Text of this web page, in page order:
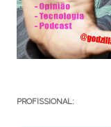
PROFISSIONAL: